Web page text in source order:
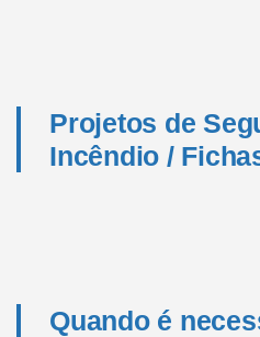
Projetos de
Incêndio /
Quando é